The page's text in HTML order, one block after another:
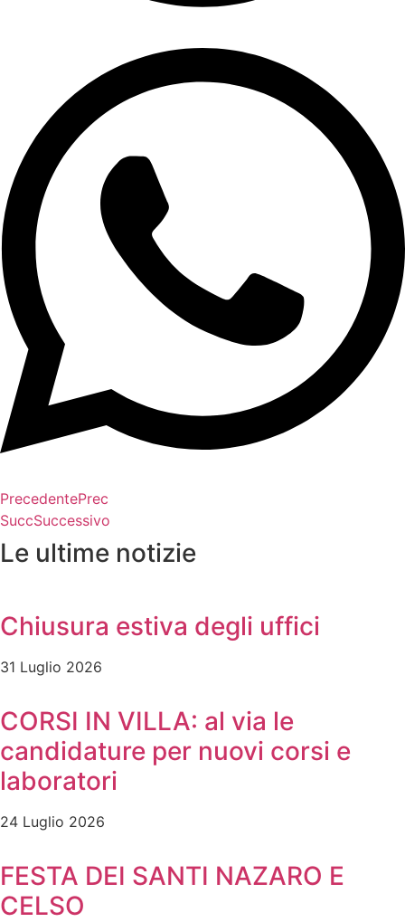
PrecedentePrec
SuccSuccessivo
Le ultime notizie
Chiusura estiva degli uffici
31 Luglio 2026
CORSI IN VILLA: al via le
candidature per nuovi corsi e
laboratori
24 Luglio 2026
FESTA DEI SANTI NAZARO E
CELSO